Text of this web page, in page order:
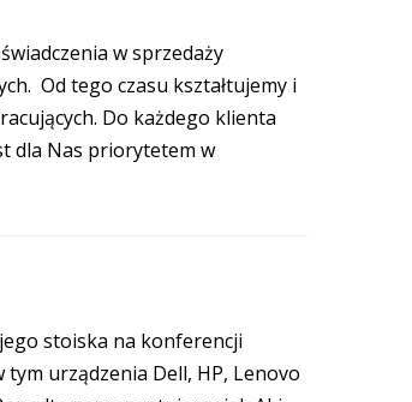
w sprzedaży
Od tego czasu kształtujemy i
Do każdego klienta
dla Nas priorytetem w
stoiska na konferencji
urządzenia Dell, HP, Lenovo